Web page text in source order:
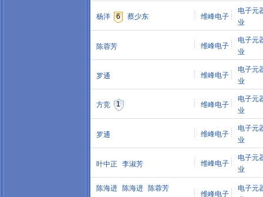
杨洋 6 蔡少东 维峰电子
电子元
业
陈蓉芳 维峰电子
电子元
业
罗通 维峰电子
电子元
业
方竞 1 维峰电子
电子元
业
罗通 维峰电子
电子元
业
叶中正 李淑芳 维峰电子
电子元
业
陈海进 陈海进
陈蓉芳
维峰电子
电子元